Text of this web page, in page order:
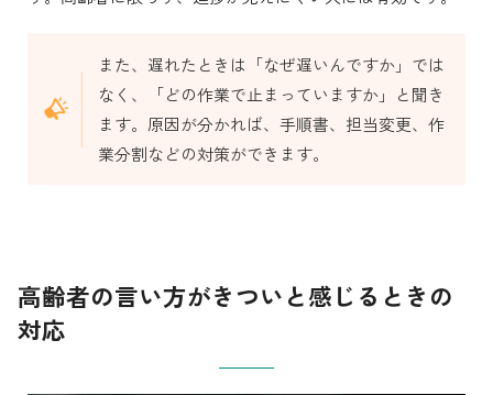
また、遅れたときは「なぜ遅いんですか」では
なく、「どの作業で止まっていますか」と聞き
ます。原因が分かれば、手順書、担当変更、作
業分割などの対策ができます。
高齢者の言い方がきついと感じるときの
対応